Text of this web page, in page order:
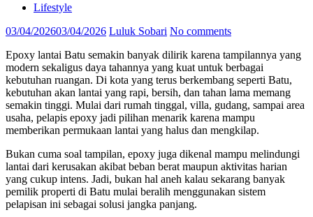
Lifestyle
03/04/202603/04/2026 Luluk Sobari No comments
Epoxy lantai Batu semakin banyak dilirik karena tampilannya yang
modern sekaligus daya tahannya yang kuat untuk berbagai
kebutuhan ruangan. Di kota yang terus berkembang seperti Batu,
kebutuhan akan lantai yang rapi, bersih, dan tahan lama memang
semakin tinggi. Mulai dari rumah tinggal, villa, gudang, sampai area
usaha, pelapis epoxy jadi pilihan menarik karena mampu
memberikan permukaan lantai yang halus dan mengkilap.
Bukan cuma soal tampilan, epoxy juga dikenal mampu melindungi
lantai dari kerusakan akibat beban berat maupun aktivitas harian
yang cukup intens. Jadi, bukan hal aneh kalau sekarang banyak
pemilik properti di Batu mulai beralih menggunakan sistem
pelapisan ini sebagai solusi jangka panjang.